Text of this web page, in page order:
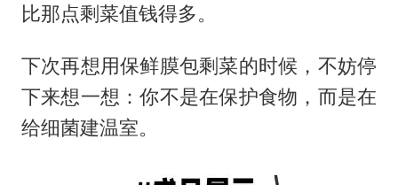
比那点剩菜值钱得多。
下次再想用保鲜膜包剩菜的时候，不妨停
下来想一想：你不是在保护食物，而是在
给细菌建温室。